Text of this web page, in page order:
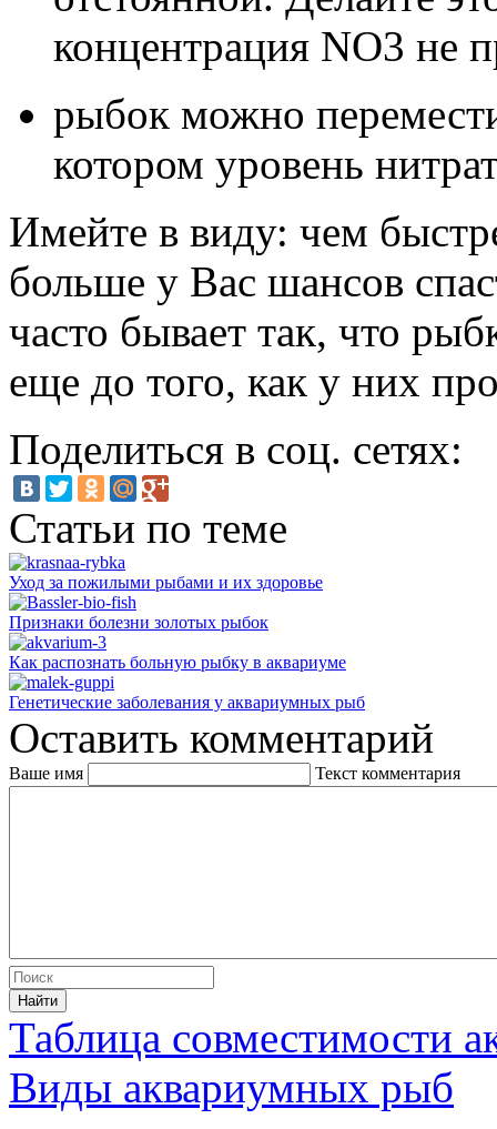
концентрация NO3 не
рыбок можно
котором уровень
Имейте в виду: чем
больше у Вас шансов
часто бывает так, что
еще до того, как у них
Поделиться в соц. сетях:
Статьи по теме
Уход за пожилыми рыбами и их здоровье
Признаки болезни золотых рыбок
Как распознать больную рыбку в аквариуме
Генетические заболевания у аквариумных рыб
Оставить комментарий
Ваше имя Текст комментария
Таблица совместимости
Виды аквариумных рыб